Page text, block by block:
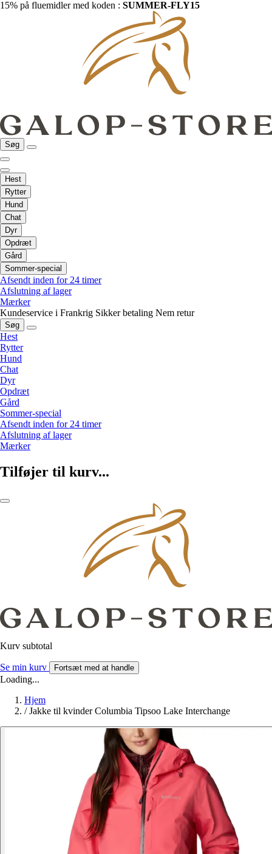
15% på fluemidler med koden : SUMMER-FLY15
Søg
Hest
Rytter
Hund
Chat
Dyr
Opdræt
Gård
Sommer-special
Afsendt inden for 24 timer
Afslutning af lager
Mærker
Kundeservice i Frankrig Sikker betaling Nem retur
Søg
Hest
Rytter
Hund
Chat
Dyr
Opdræt
Gård
Sommer-special
Afsendt inden for 24 timer
Afslutning af lager
Mærker
Tilføjer til kurv...
Kurv subtotal
Se min kurv Fortsæt med at handle
Loading...
Hjem
/ Jakke til kvinder Columbia Tipsoo Lake Interchange